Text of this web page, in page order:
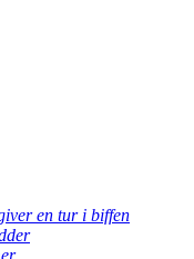
en tur i biffen